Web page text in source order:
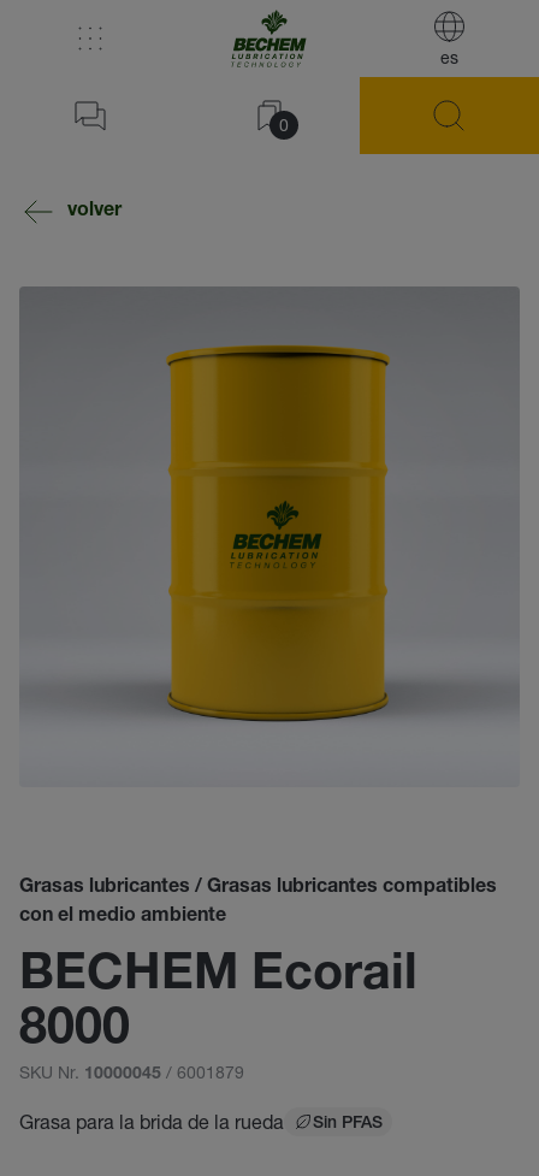
es
0
volver
Grasas lubricantes / Grasas lubricantes compatibles
con el medio ambiente
BECHEM Ecorail
8000
SKU Nr. 10000045 / 6001879
Grasa para la brida de la rueda Sin PFAS